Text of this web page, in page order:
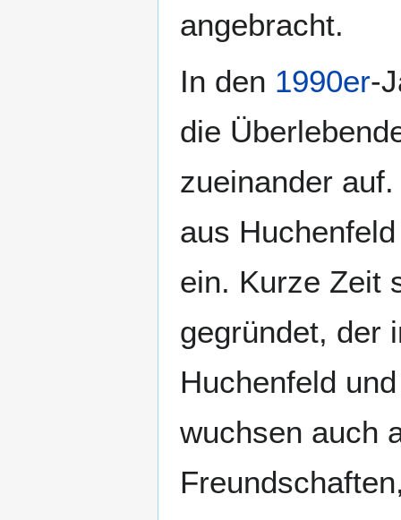
angebracht.
In den 1990er-
die
zueinander
aus
ein. Kurze Zeit
gegründet, der
Huchenfeld
wuchsen auch